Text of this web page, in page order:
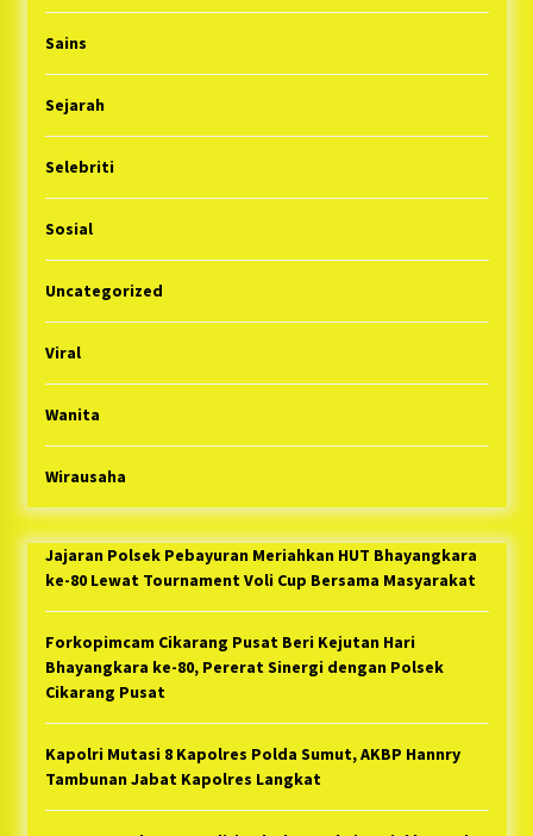
Sains
Sejarah
Selebriti
Sosial
Uncategorized
Viral
Wanita
Wirausaha
Jajaran Polsek Pebayuran Meriahkan HUT Bhayangkara
ke-80 Lewat Tournament Voli Cup Bersama Masyarakat
Forkopimcam Cikarang Pusat Beri Kejutan Hari
Bhayangkara ke-80, Pererat Sinergi dengan Polsek
Cikarang Pusat
Kapolri Mutasi 8 Kapolres Polda Sumut, AKBP Hannry
Tambunan Jabat Kapolres Langkat